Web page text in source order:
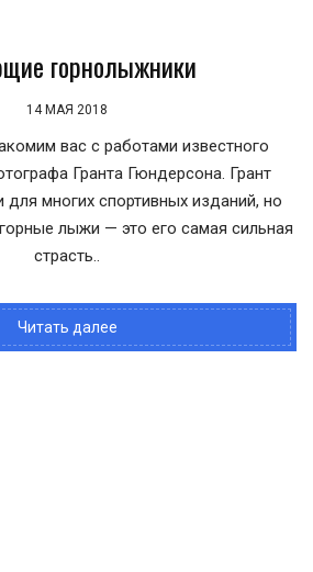
горнолыжники
14 МАЯ 2018
вас с работами известного
Гранта Гюндерсона. Грант
для многих спортивных изданий, но
лыжи — это его самая сильная
страсть..
Читать далее